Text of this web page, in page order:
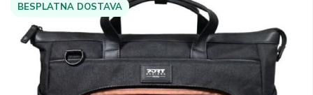
BESPLATNA DOSTAVA